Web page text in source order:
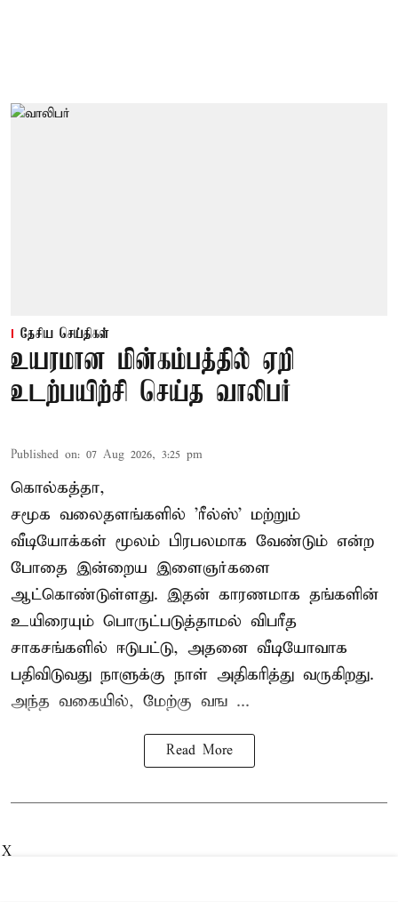
தேசிய செய்திகள்
உயரமான மின்கம்பத்தில் ஏறி
உடற்பயிற்சி செய்த வாலிபர்
Published on: 07 Aug 2026, 3:25 pm
கொல்கத்தா,
சமூக வலைதளங்களில் 'ரீல்ஸ்' மற்றும்
வீடியோக்கள் மூலம் பிரபலமாக வேண்டும் என்ற
போதை இன்றைய இளைஞர்களை
ஆட்கொண்டுள்ளது. இதன் காரணமாக தங்களின்
உயிரையும் பொருட்படுத்தாமல் விபரீத
சாகசங்களில் ஈடுபட்டு, அதனை வீடியோவாக
பதிவிடுவது நாளுக்கு நாள் அதிகரித்து வருகிறது.
அந்த வகையில், மேற்கு வங ...
Read More
X